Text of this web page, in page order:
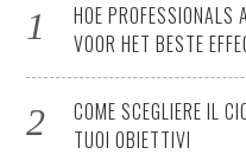
HOE PROFESSIONALS
VOOR HET BESTE
COME SCEGLIERE IL
TUOI OBIETTIVI